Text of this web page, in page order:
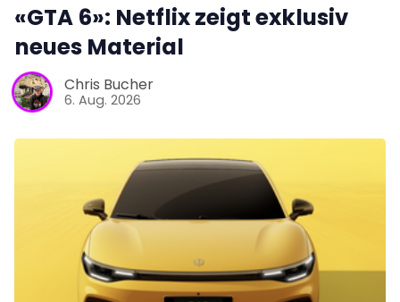
«GTA 6»: Netflix zeigt exklusiv
neues Material
Chris Bucher
6. Aug. 2026